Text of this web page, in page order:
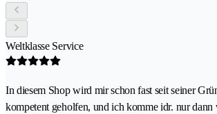
Weltklasse Service
In diesem Shop wird mir schon fast seit seiner
kompetent geholfen, und ich komme idr. nur